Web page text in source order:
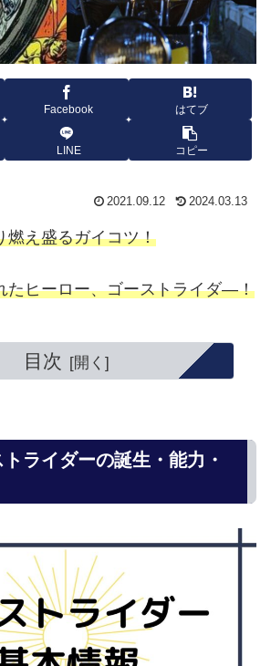
Facebook はてブ
LINE コピー
2021.09.12 2024.03.13
燃え盛るガイコツ！
たヒーロー、ゴーストライダ―！
目次
ライダーの誕生・能力・